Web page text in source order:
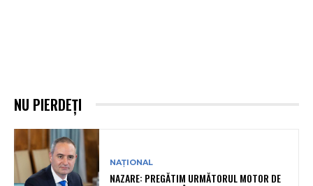
NU PIERDEȚI
NAȚIONAL
NAZARE: PREGĂTIM URMĂTORUL MOTOR DE